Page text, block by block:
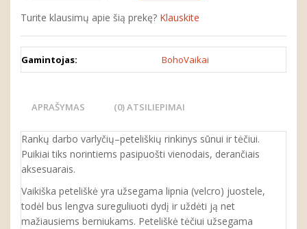
Turite klausimų apie šią prekę? Klauskite
Gamintojas: BohoVaikai
APRAŠYMAS (0) ATSILIEPIMAI
Rankų darbo varlyčių–peteliškių rinkinys sūnui ir tėčiui.
Puikiai tiks norintiems pasipuošti vienodais, derančiais
aksesuarais.
Vaikiška peteliškė yra užsegama lipnia (velcro) juostele,
todėl bus lengva sureguliuoti dydį ir uždėti ją net
mažiausiems berniukams. Peteliškė tėčiui užsegama